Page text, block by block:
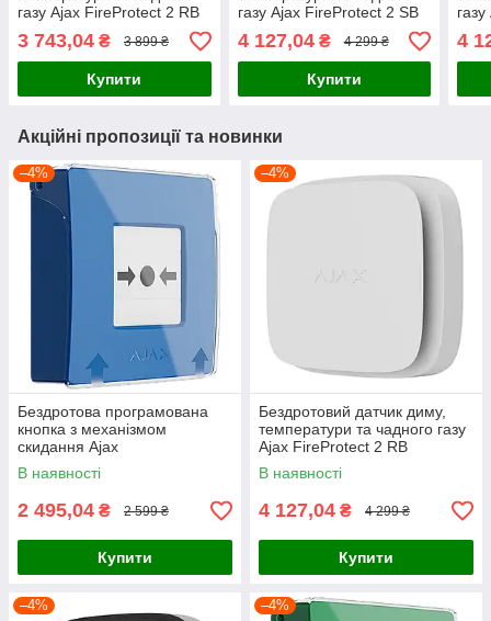
газу Ajax FireProtect 2 RB
(Heat/CO) Black
3 743,04 ₴ 3 899 ₴
Купити
газу Ajax FireProtect 2 SB
(Heat/CO) Black
4 127,04₴ 4 299 ₴
Купити
4
Акційні пропозиції та новинки
–4%
Бездротова програмована
кнопка з механізмом
скидання Ajax
ManualCallPoint Jeweller Blue
В наявності
2 495,04 ₴ 2 599 ₴
Купити
–4%
Бездротовий датчик диму,
температури та чадного газу
Ajax FireProtect 2 RB
(Heat/Smoke/CO) (8EU) White
В наявності
4 127,04 ₴ 4 299 ₴
Купити
–4% –4%